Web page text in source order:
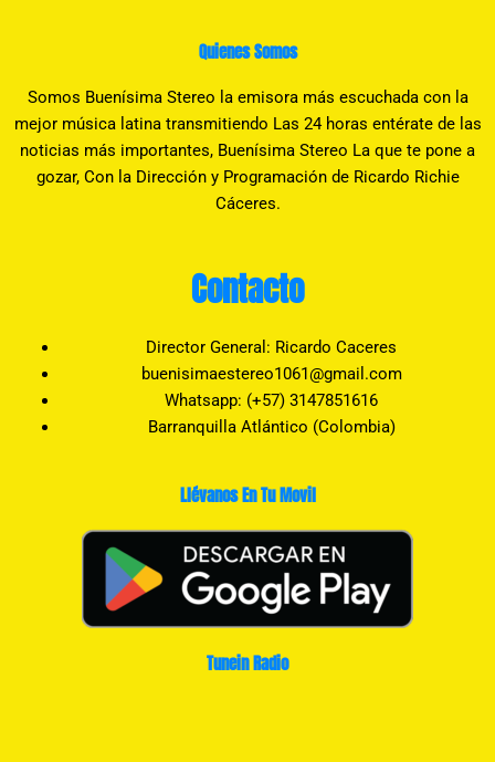
Quienes Somos
Somos Buenísima Stereo la emisora más escuchada con la
mejor música latina transmitiendo Las 24 horas entérate de las
noticias más importantes, Buenísima Stereo La que te pone a
gozar, Con la Dirección y Programación de Ricardo Richie
Cáceres.
Contacto
Director General: Ricardo Caceres
buenisimaestereo1061@gmail.com
Whatsapp: (+57) 3147851616
Barranquilla Atlántico (Colombia)
Llévanos En Tu Movil
Tunein Radio